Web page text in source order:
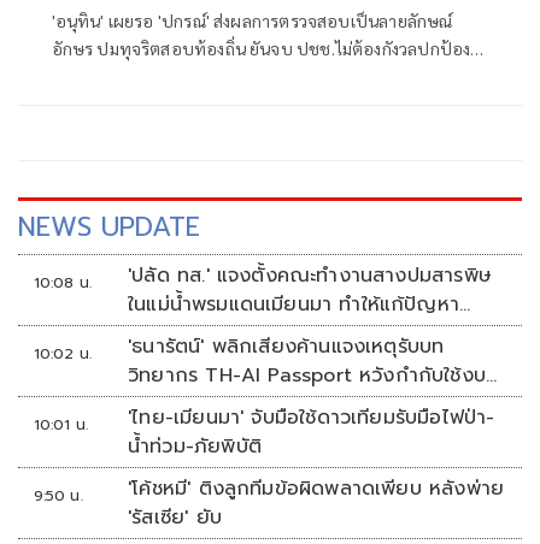
'อนุทิน' เผยรอ 'ปกรณ์' ส่งผลการตรวจสอบเป็นลายลักษณ์
อักษร ปมทุจริตสอบท้องถิ่น ยันจบ ปชช.ไม่ต้องกังวลปกป้อง
NEWS UPDATE
10:08 น.
'ปลัด ทส.' แจงตั้งคณะทำงานสางปมสารพิษ
ในแม่น้ำพรมแดนเมียนมา ทำให้แก้ปัญหา
รวดเร็ว
10:02 น.
'ธนารัตน์' พลิกเสียงค้านแจงเหตุรับบท
วิทยากร TH-AI Passport หวังกำกับใช้งบ
เหมาะสม ชูจุดเด่นคนไทยได้ใช้ AI ระดับโปร
ลดเหลื่อมล้ำทางเทคโนโลยี เซฟงบไป
กว่า900ล้าน เชื่อหากใช้เต็มที่เอกชนขาดทุน
ย่อยยับ
10:01 น.
'ไทย-เมียนมา' จับมือใช้ดาวเทียมรับมือไฟป่า-
น้ำท่วม-ภัยพิบัติ
9:50 น.
'โค้ชหมี' ติงลูกทีมข้อผิดพลาดเพียบ หลังพ่าย
'รัสเซีย' ยับ